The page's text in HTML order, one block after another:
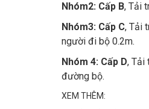
Nhóm2: Cấp B, Tải
Nhóm3: Cấp C, Tải
người đi bộ 0.2m.
Nhóm 4: Cấp D, Tải
đường bộ.
XEM THÊM: